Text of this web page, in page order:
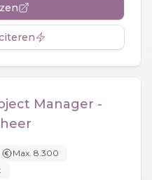
Manager -
Max. 8.300